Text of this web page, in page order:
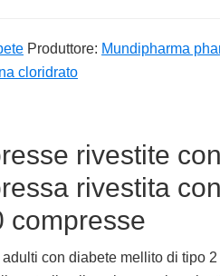
Produttore: Mundipharma
cloridrato
rivestite
rivestita
compresse
con diabete mellito di tipo